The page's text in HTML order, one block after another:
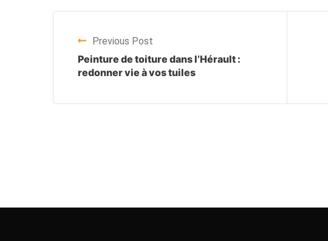
Previous Post
Peinture de toiture dans l’Hérault :
redonner vie à vos tuiles